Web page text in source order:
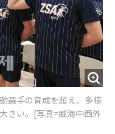
選手の育成を超え、多様
きい。[写真=威海中西外